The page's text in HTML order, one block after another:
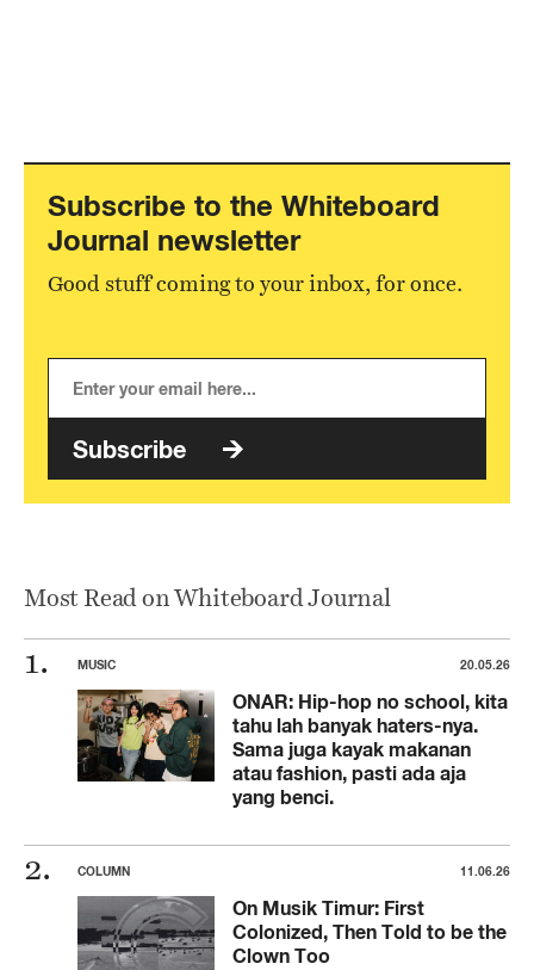
Subscribe to the Whiteboard
Journal newsletter
Good stuff coming to your inbox, for once.
Subscribe
Most Read on Whiteboard Journal
MUSIC 20.05.26
ONAR: Hip-hop no school, kita
tahu lah banyak haters-nya.
Sama juga kayak makanan
atau fashion, pasti ada aja
yang benci.
COLUMN 11.06.26
On Musik Timur: First
Colonized, Then Told to be the
Clown Too